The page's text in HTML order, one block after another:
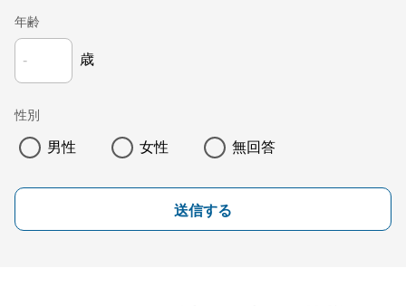
年齢
歳
性別
男性 女性 無回答
送信する